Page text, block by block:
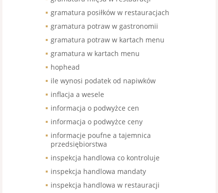
gramatura posiłków w restauracjach
gramatura potraw w gastronomii
gramatura potraw w kartach menu
gramatura w kartach menu
hophead
ile wynosi podatek od napiwków
inflacja a wesele
informacja o podwyżce cen
informacja o podwyżce ceny
informacje poufne a tajemnica
przedsiębiorstwa
inspekcja handlowa co kontroluje
inspekcja handlowa mandaty
inspekcja handlowa w restauracji